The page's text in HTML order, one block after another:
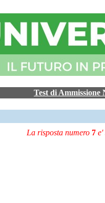
Test di Ammissione
La risposta numero 7 e'